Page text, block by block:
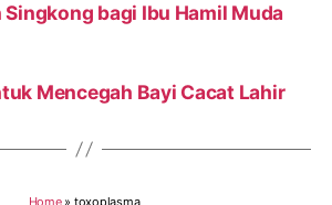
bagi Ibu Hamil Muda
Mencegah Bayi Cacat Lahir
Home» toxoplasma